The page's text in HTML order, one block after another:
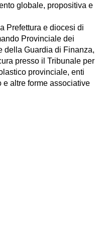
globale, propositiva e
Prefettura e diocesi di
Provinciale dei
della Guardia di Finanza,
presso il Tribunale per
provinciale, enti
e altre forme associative